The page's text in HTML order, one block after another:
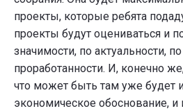
проекты, которые ребята
проекты будут оцениваться и
значимости, по актуальности,
проработанности. И, конечно
что может быть там уже будет
экономическое обоснование,